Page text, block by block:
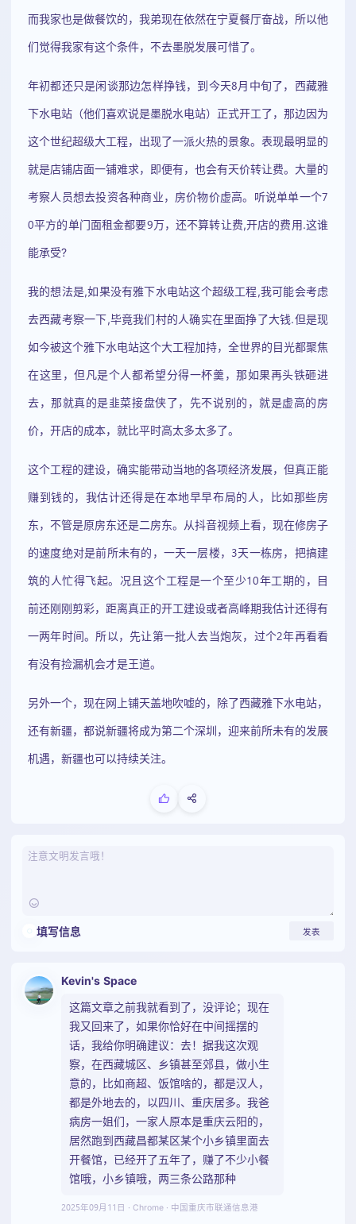
而我家也是做餐饮的，我弟现在依然在宁夏餐厅奋战，所以他
们觉得我家有这个条件，不去墨脱发展可惜了。
年初都还只是闲谈那边怎样挣钱，到今天8月中旬了，西藏雅
下水电站（他们喜欢说是墨脱水电站）正式开工了，那边因为
这个世纪超级大工程，出现了一派火热的景象。表现最明显的
就是店铺店面一铺难求，即便有，也会有天价转让费。大量的
考察人员想去投资各种商业，房价物价虚高。听说单单一个7
0平方的单门面租金都要9万，还不算转让费,开店的费用.这谁
能承受?
我的想法是,如果没有雅下水电站这个超级工程,我可能会考虑
去西藏考察一下,毕竟我们村的人确实在里面挣了大钱.但是现
如今被这个雅下水电站这个大工程加持，全世界的目光都聚焦
在这里，但凡是个人都希望分得一杯羹，那如果再头铁砸进
去，那就真的是韭菜接盘侠了，先不说别的，就是虚高的房
价，开店的成本，就比平时高太多太多了。
这个工程的建设，确实能带动当地的各项经济发展，但真正能
赚到钱的，我估计还得是在本地早早布局的人，比如那些房
东，不管是原房东还是二房东。从抖音视频上看，现在修房子
的速度绝对是前所未有的，一天一层楼，3天一栋房，把搞建
筑的人忙得飞起。况且这个工程是一个至少10年工期的，目
前还刚刚剪彩，距离真正的开工建设或者高峰期我估计还得有
一两年时间。所以，先让第一批人去当炮灰，过个2年再看看
有没有捡漏机会才是王道。
另外一个，现在网上铺天盖地吹嘘的，除了西藏雅下水电站，
还有新疆，都说新疆将成为第二个深圳，迎来前所未有的发展
机遇，新疆也可以持续关注。
填写信息 发表
Kevin's Space
这篇文章之前我就看到了，没评论；现在
我又回来了，如果你恰好在中间摇摆的
话，我给你明确建议：去！据我这次观
察，在西藏城区、乡镇甚至郊县，做小生
意的，比如商超、饭馆啥的，都是汉人，
都是外地去的，以四川、重庆居多。我爸
病房一姐们，一家人原本是重庆云阳的，
居然跑到西藏昌都某区某个小乡镇里面去
开餐馆，已经开了五年了，赚了不少小餐
馆哦，小乡镇哦，两三条公路那种
2025年09月11日 · Chrome · 中国重庆市联通信息港